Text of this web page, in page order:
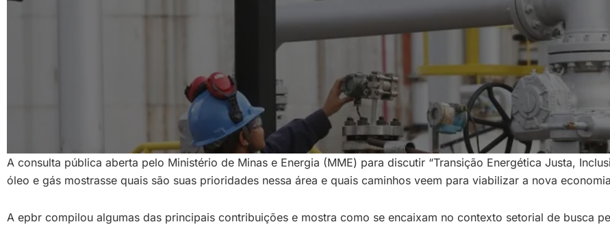
A consulta pública aberta pelo Ministério de Minas e Energia (MME) para discutir “Transição Energética Justa,
óleo e gás mostrasse quais são suas prioridades nessa área e quais caminhos veem para viabilizar a nova
A epbr compilou algumas das principais contribuições e mostra como se encaixam no contexto setorial de busca